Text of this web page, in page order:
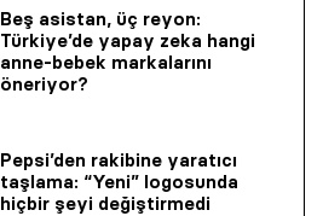
Beş asistan, üç reyon:
Türkiye’de yapay zeka hangi
anne-bebek markalarını
öneriyor?
Pepsi’den rakibine yaratıcı
taşlama: “Yeni” logosunda
hiçbir şeyi değiştirmedi